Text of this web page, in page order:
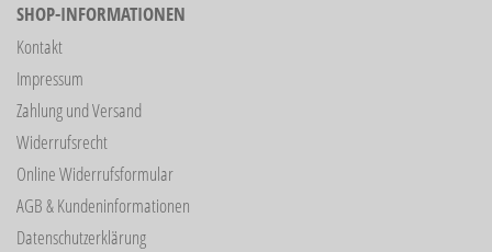
SHOP-INFORMATIONEN
Kontakt
Impressum
Zahlung und Versand
Widerrufsrecht
Online Widerrufsformular
AGB & Kundeninformationen
Datenschutzerklärung